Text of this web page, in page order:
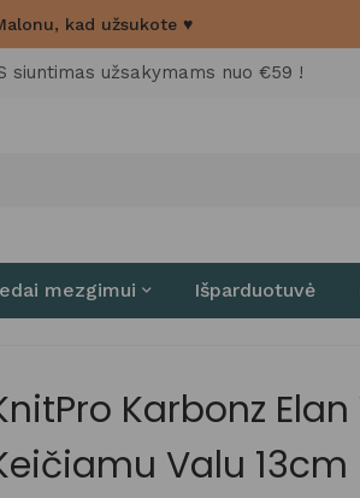
kad užsukote ♥
siuntimas užsakymams nuo €59 !
mezgimui Išparduotuvė
Karbonz
Valu 13cm